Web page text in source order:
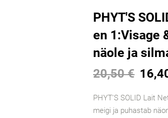
PHYT'S
en 1:Visage
näole ja
20,50 €
PHYT'S SOLID Lait
meigi ja puhastab